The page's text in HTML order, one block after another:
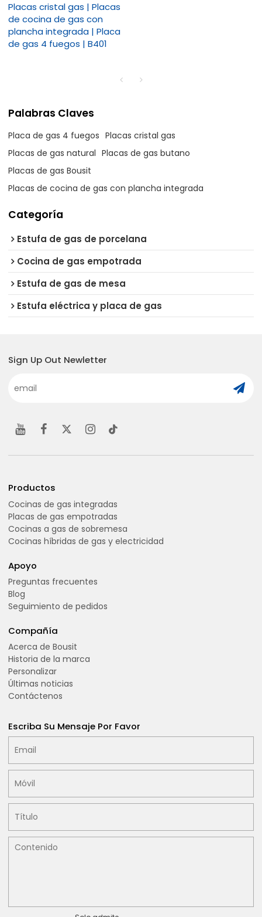
Placas cristal gas | Placas
de cocina de gas con
plancha integrada | Placa
de gas 4 fuegos | B401
Palabras Claves
Placa de gas 4 fuegos Placas cristal gas
Placas de gas natural Placas de gas butano​
Placas de gas Bousit
Placas de cocina de gas con plancha integrada
Categoría
Estufa de gas de porcelana
Cocina de gas empotrada
Estufa de gas de mesa
Estufa eléctrica y placa de gas
Sign Up Out Newletter
Productos
Cocinas de gas integradas
Placas de gas empotradas
Cocinas a gas de sobremesa
Cocinas híbridas de gas y electricidad
Apoyo
Preguntas frecuentes
Blog
Seguimiento de pedidos
Compañía
Acerca de Bousit
Historia de la marca
Personalizar
Últimas noticias
Contáctenos
Escriba Su Mensaje Por Favor